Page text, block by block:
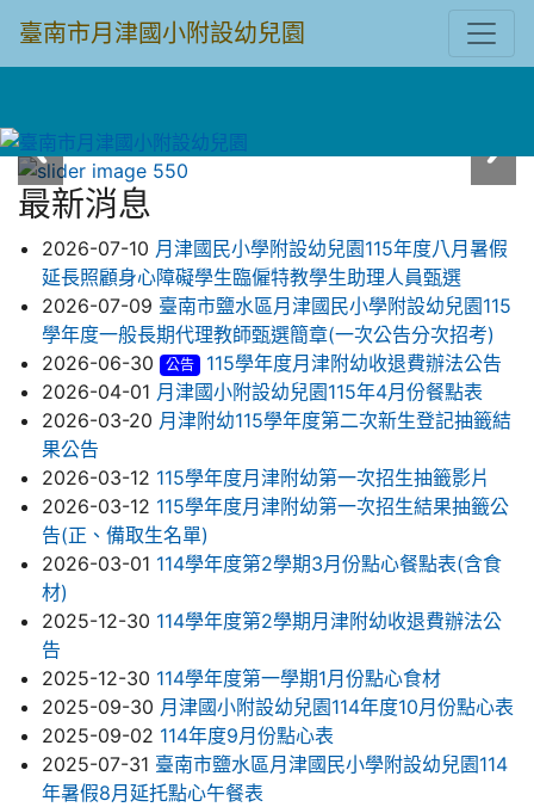
最新消息
2026-07-10 月津國民小學附設幼兒園115年度八月暑假
延長照顧身心障礙學生臨僱特教學生助理人員甄選
2026-07-09 臺南市鹽水區月津國民小學附設幼兒園115
學年度一般長期代理教師甄選簡章(一次公告分次招考)
2026-06-30
公告
115學年度月津附幼收退費辦法公告
2026-04-01 月津國小附設幼兒園115年4月份餐點表
2026-03-20 月津附幼115學年度第二次新生登記抽籤結
果公告
2026-03-12 115學年度月津附幼第一次招生抽籤影片
2026-03-12 115學年度月津附幼第一次招生結果抽籤公
告(正、備取生名單)
2026-03-01 114學年度第2學期3月份點心餐點表(含食
材)
2025-12-30 114學年度第2學期月津附幼收退費辦法公
告
2025-12-30 114學年度第一學期1月份點心食材
2025-09-30 月津國小附設幼兒園114年度10月份點心表
2025-09-02 114年度9月份點心表
2025-07-31 臺南市鹽水區月津國民小學附設幼兒園114
年暑假8月延托點心午餐表
臺南市月津國小附設幼兒園